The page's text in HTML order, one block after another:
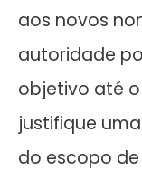
aos novos
autoridade
objetivo até
justifique
do escopo